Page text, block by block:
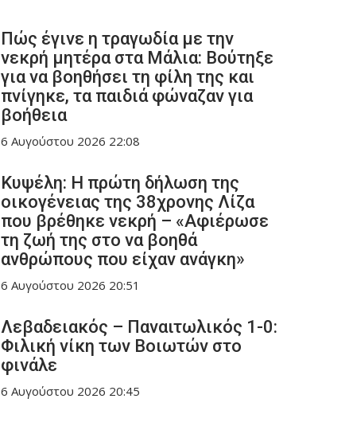
Πώς έγινε η τραγωδία με την
νεκρή μητέρα στα Μάλια: Βούτηξε
για να βοηθήσει τη φίλη της και
πνίγηκε, τα παιδιά φώναζαν για
βοήθεια
6 Αυγούστου 2026 22:08
Κυψέλη: Η πρώτη δήλωση της
οικογένειας της 38χρονης Λίζα
που βρέθηκε νεκρή – «Αφιέρωσε
τη ζωή της στο να βοηθά
ανθρώπους που είχαν ανάγκη»
6 Αυγούστου 2026 20:51
Λεβαδειακός – Παναιτωλικός 1-0:
Φιλική νίκη των Βοιωτών στο
φινάλε
6 Αυγούστου 2026 20:45